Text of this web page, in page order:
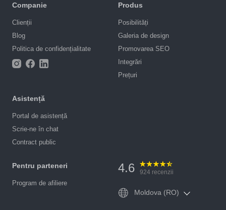
Companie
Clienții
Blog
Politica de confidențialitate
Produs
Posibilități
Galeria de design
Promovarea SEO
Integrări
Prețuri
Asistență
Portal de asistență
Scrie-ne în chat
Contract public
Pentru parteneri
Program de afiliere
4.6 924 recenzii
Moldova (RO)